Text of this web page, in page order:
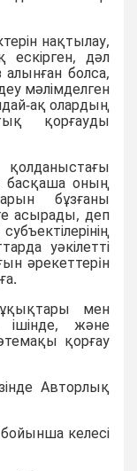
нақтылау,
дәл
болса,
мәлімделген
ақ олардың
қорғауды
басқаша оның
бұзғаны
асырады, деп
уәкілетті
әрекеттерiн
мен
және
қорғау
Авторлық
келесі